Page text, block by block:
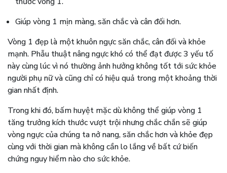
Giúp vòng 1 mịn màng, săn chắc và cân đối hơn.
Vòng 1 đẹp là một khuôn ngực săn chắc, cân đối và khỏe
mạnh. Phẫu thuật nâng ngực khó có thể đạt được 3 yếu tố
này cùng lúc vì nó thường ảnh hưởng không tốt tới sức khỏe
người phụ nữ và cũng chỉ có hiệu quả trong một khoảng thời
gian nhất định.
Trong khi đó, bấm huyệt mặc dù không thể giúp vòng 1
tăng trưởng kích thước vượt trội nhưng chắc chắn sẽ giúp
vòng ngực của chúng ta nở nang, săn chắc hơn và khỏe đẹp
cùng với thời gian mà không cần lo lắng về bất cứ biến
chứng nguy hiểm nào cho sức khỏe.